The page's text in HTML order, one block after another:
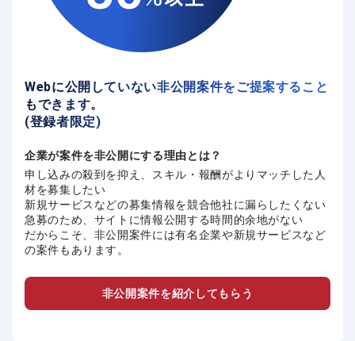
Webに公開していない非公開案件をご提案すること
もできます。
(登録者限定)
企業が案件を非公開にする理由とは？
申し込みの殺到を抑え、スキル・報酬がよりマッチした人
材を募集したい
新規サービスなどの募集情報を競合他社に漏らしたくない
急募のため、サイトに情報公開する時間的余地がない
だからこそ、非公開案件には有名企業や新規サービスなど
の案件もあります。
非公開案件を紹介してもらう